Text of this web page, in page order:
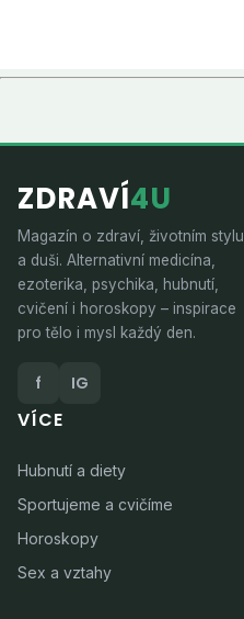
ZDRAVÍ4U
Magazín o zdraví, životním stylu
a duši. Alternativní medicína,
ezoterika, psychika, hubnutí,
cvičení i horoskopy – inspirace
pro tělo i mysl každý den.
f IG
VÍCE
Hubnutí a diety
Sportujeme a cvičíme
Horoskopy
Sex a vztahy